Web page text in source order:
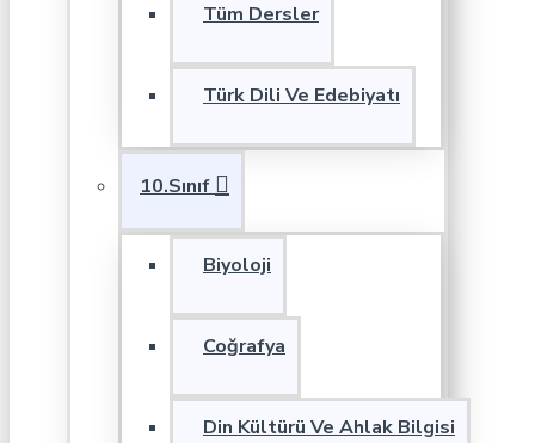
Tüm Dersler
Türk Dili Ve Edebiyatı
10.Sınıf
Biyoloji
Coğrafya
Din Kültürü Ve Ahlak Bilgisi